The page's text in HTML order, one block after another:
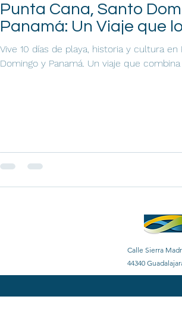
Punta Cana, Santo
Panamá: Un Viaje que
Vive 10 días de playa, historia y cultura en
Domingo y Panamá. Un viaje que
Calle Sierra
44340